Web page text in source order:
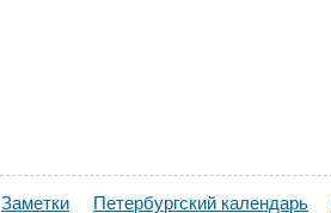
Заметки Петербургский календарь